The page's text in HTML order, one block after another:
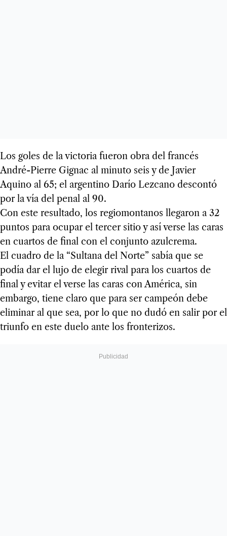
Los goles de la victoria fueron obra del francés
André-Pierre Gignac al minuto seis y de Javier
Aquino al 65; el argentino Darío Lezcano descontó
por la vía del penal al 90.
Con este resultado, los regiomontanos llegaron a 32
puntos para ocupar el tercer sitio y así verse las caras
en cuartos de final con el conjunto azulcrema.
El cuadro de la “Sultana del Norte” sabía que se
podía dar el lujo de elegir rival para los cuartos de
final y evitar el verse las caras con América, sin
embargo, tiene claro que para ser campeón debe
eliminar al que sea, por lo que no dudó en salir por el
triunfo en este duelo ante los fronterizos.